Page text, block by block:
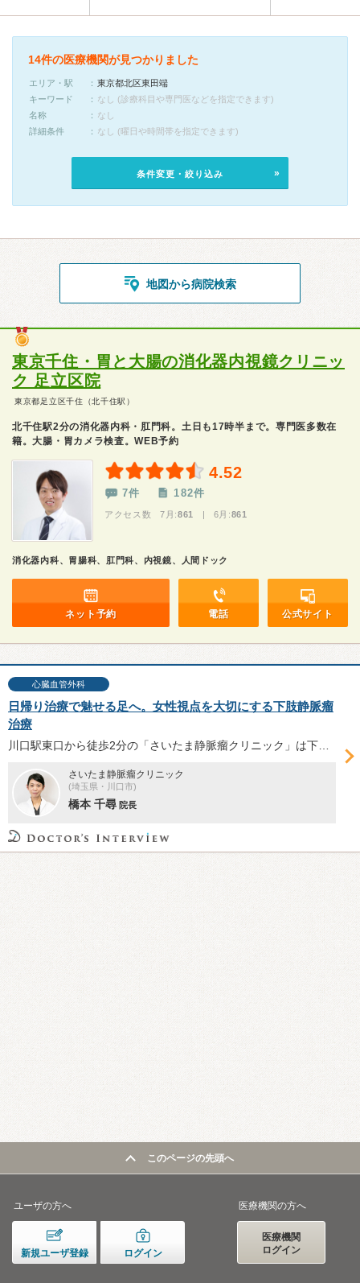
14件の医療機関が見つかりました
エリア・駅
東京都北区東田端
キーワード
なし (診療科目や専門医などを指定できます)
名称
なし
詳細条件
なし (曜日や時間帯を指定できます)
条件変更・絞り込み
地図から病院検索
東京千住・胃と大腸の消化器内視鏡クリニッ
ク 足立区院
東京都足立区千住（北千住駅）
北千住駅2分の消化器内科・肛門科。土日も17時半まで。専門医多数在
籍。大腸・胃カメラ検査。WEB予約
4.52
7件 182件
アクセス数 7月:861 | 6月:861
消化器内科、胃腸科、肛門科、内視鏡、人間ドック
ネット予約 電話 公式サイト
心臓血管外科
日帰り治療で魅せる足へ。女性視点を大切にする下肢静脈瘤
治療
さいたま静脈瘤クリニック
(埼玉県・川口市)
橋本 千尋 院長
このページの先頭へ
ユーザの方へ
新規ユーザ登録 ログイン
医療機関の方へ
医療機関
ログイン